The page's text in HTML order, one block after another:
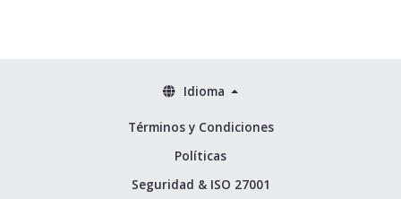
Términos y Condiciones
Políticas
Seguridad & ISO 27001
Idioma